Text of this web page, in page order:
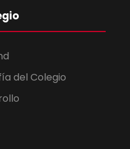
del Colegio